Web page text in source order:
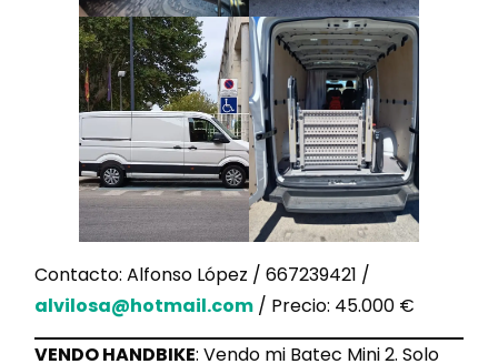
Contacto: Alfonso López / 667239421 /
alvilosa@hotmail.com / Precio: 45.000 €
VENDO HANDBIKE: Vendo mi Batec Mini 2. Solo